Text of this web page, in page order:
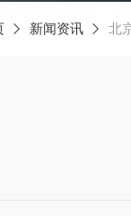
新闻资讯 北